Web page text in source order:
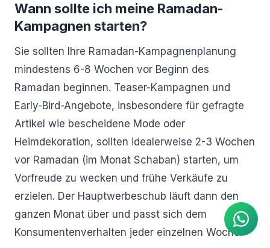
Wann sollte ich meine Ramadan-
Kampagnen starten?
Sie sollten Ihre Ramadan-Kampagnenplanung
mindestens 6-8 Wochen vor Beginn des
Ramadan beginnen. Teaser-Kampagnen und
Early-Bird-Angebote, insbesondere für gefragte
Artikel wie bescheidene Mode oder
Heimdekoration, sollten idealerweise 2-3 Wochen
vor Ramadan (im Monat Schaban) starten, um
Vorfreude zu wecken und frühe Verkäufe zu
erzielen. Der Hauptwerbeschub läuft dann den
ganzen Monat über und passt sich dem
Konsumentenverhalten jeder einzelnen Woche
Sofortige Antworten auf